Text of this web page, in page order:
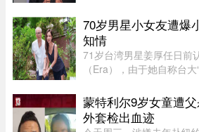
量培养技工；一边是大厂
AI迭代吞噬自身岗位。曾
70岁男星小女友遭爆
知情
71岁台湾男星姜厚任日前
（Era），由于她自称台
灵异能，3岁就认出姜厚
此有七世情缘，离奇的相
蒙特利尔9岁女童遭
外套检出血迹